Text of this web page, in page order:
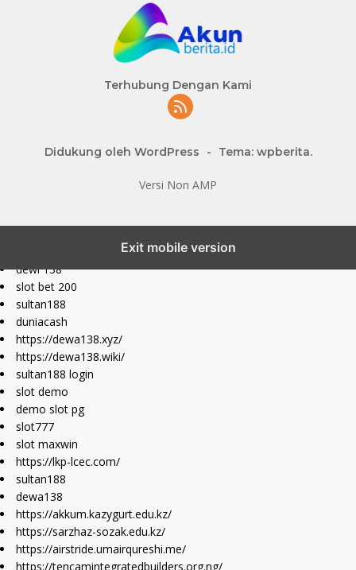
Terhubung Dengan Kami
Didukung oleh WordPress - Tema: wpberita.
Versi Non AMP
Exit mobile version
dewi 138
slot bet 200
sultan188
duniacash
https://dewa138.xyz/
https://dewa138.wiki/
sultan188 login
slot demo
demo slot pg
slot777
slot maxwin
https://lkp-lcec.com/
sultan188
dewa138
https://akkum.kazygurt.edu.kz/
https://sarzhaz-sozak.edu.kz/
https://airstride.umairqureshi.me/
https://tencamintegratedbuilders.org.ng/